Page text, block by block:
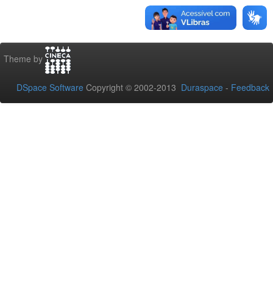
Theme by
DSpace Software Copyright © 2002-2013 Duraspace - Feedback